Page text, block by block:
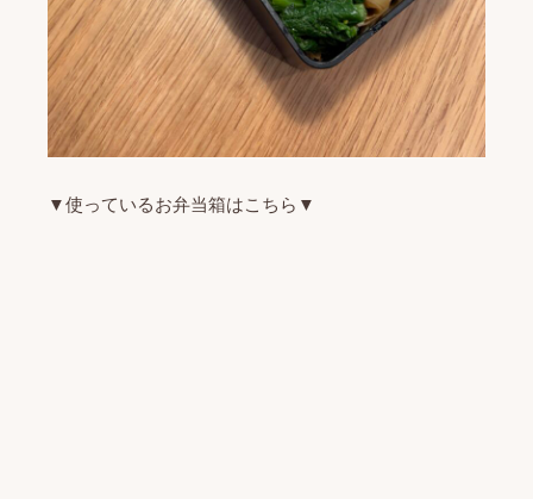
▼使っているお弁当箱はこちら▼